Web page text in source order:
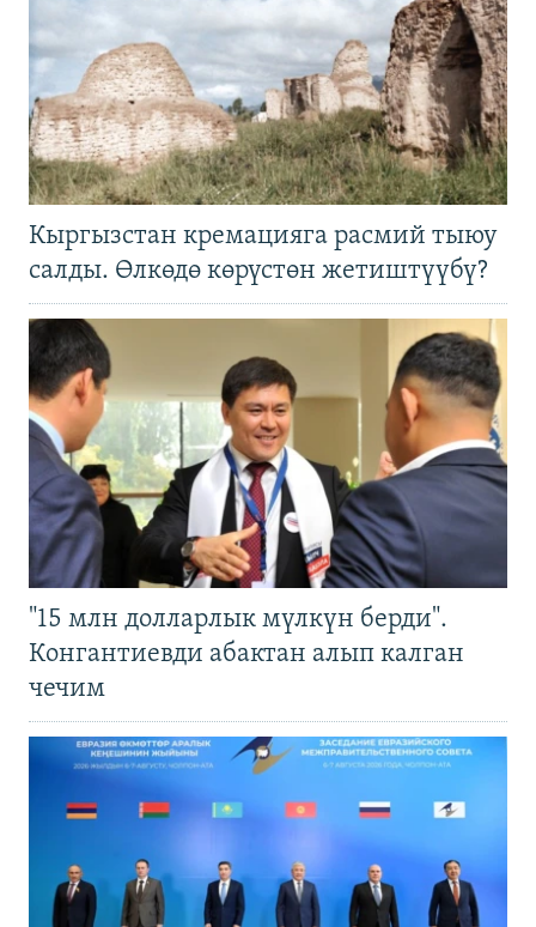
Кыргызстан кремацияга расмий тыюу
салды. Өлкөдө көрүстөн жетиштүүбү?
"15 млн долларлык мүлкүн берди".
Конгантиевди абактан алып калган
чечим